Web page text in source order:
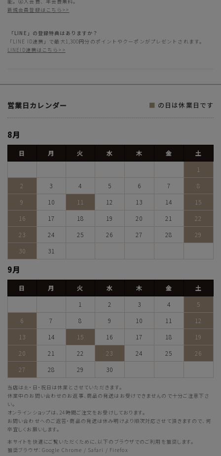
新規会員登録はこちら>>
「LINE」の登録特典はありますか？
「LINE ID連携」で最大1,300円分のポイントやクーポンがプレゼントされます。
LINEID連携はこちら>>
営業日カレンダー ■ の日は休業日です
8月
日 月 火 水 木 金
土
1
2
3 4 5 6 7
8
9
10 11 12 13 14
15
16
17 18 19 20 21
22
23
24 25 26 27 28
29
30
31
9月
日 月 火 水 木 金
土
1
2 3 4
5
6
7 8 9 10 11
12
13
14 15 16 17 18
19
20
21 22 23 24 25
26
27
28 29 30
当店は土・日・祝日は休業とさせていただきます。
休業中のお問い合わせのお返事、商品の発送はお受けできませんので十分ご注意下さ
い。
オンラインショップは、24時間ご注文をお受けしております。
お問い合わせへのご返答・商品の発送は休み明けより順次対応させて頂きますので、何
卒宜しくお願いします。
本サイトを快適にご覧いただくために、以下のブラウザでのご利用を推奨します。
推奨ブラウザ：Google Chrome / Safari / Firefox